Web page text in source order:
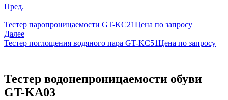
Пред.
Тестер паропроницаемости GT-KC21Цена по запросу
Далее
Тестер поглощения водяного пара GT-KC51Цена по запросу
Тестер водонепроницаемости обуви
GT-KA03